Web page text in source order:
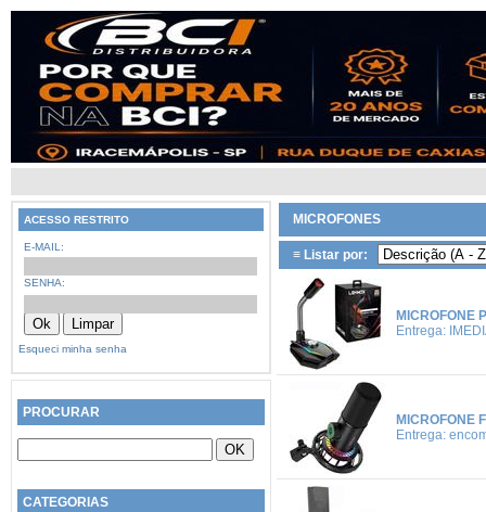
ACESSO RESTRITO
E-MAIL:
SENHA:
Esqueci minha senha
MICROFONES
≡ Listar por:
MICROFONE
Entrega:
MICROFONE
Entrega:
PROCURAR
CATEGORIAS